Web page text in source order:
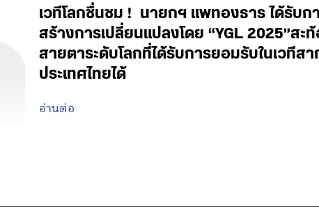
เวทีโลกชื่นชม ! นายกฯ แพทองธาร ได้รับก
สร้างการเปลี่ยนแปลงโดย “YGL 2025”ส
สายตาระดับโลกที่ได้รับการยอมรับในเวทีส
ประเทศไทยได้
อ่านต่อ